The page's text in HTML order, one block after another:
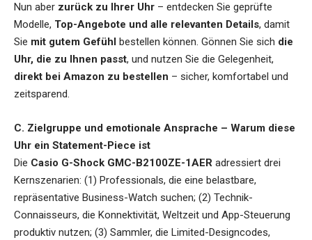
Nun aber zurück zu Ihrer Uhr – entdecken Sie geprüfte
Modelle, Top-Angebote und alle relevanten Details, damit
Sie mit gutem Gefühl bestellen können. Gönnen Sie sich die
Uhr, die zu Ihnen passt, und nutzen Sie die Gelegenheit,
direkt bei Amazon zu bestellen – sicher, komfortabel und
zeitsparend.
C. Zielgruppe und emotionale Ansprache – Warum diese
Uhr ein Statement-Piece ist
Die Casio G-Shock GMC-B2100ZE-1AER adressiert drei
Kernszenarien: (1) Professionals, die eine belastbare,
repräsentative Business-Watch suchen; (2) Technik-
Connaisseurs, die Konnektivität, Weltzeit und App-Steuerung
produktiv nutzen; (3) Sammler, die Limited-Designcodes,